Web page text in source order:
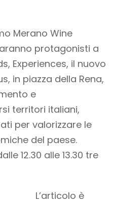
Merano Wine
protagonisti a
Experiences, il nuovo
in piazza della Rena,
e
territori italiani,
per valorizzare le
del paese.
12.30 alle 13.30 tre
L’articolo è